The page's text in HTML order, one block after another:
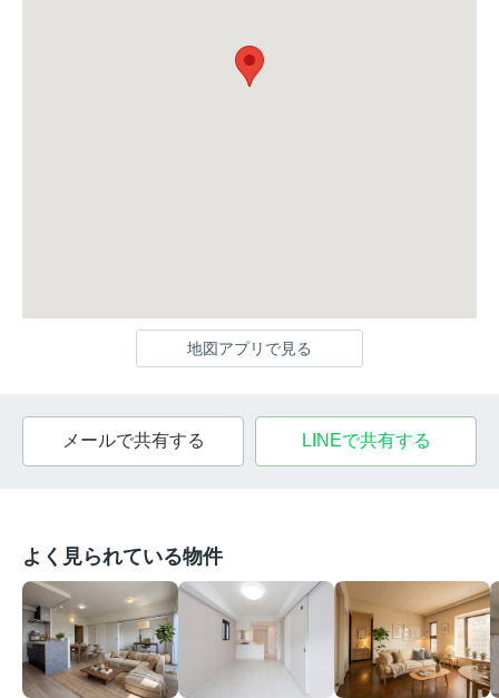
地図アプリで見る
メールで共有する LINEで共有する
よく見られている物件